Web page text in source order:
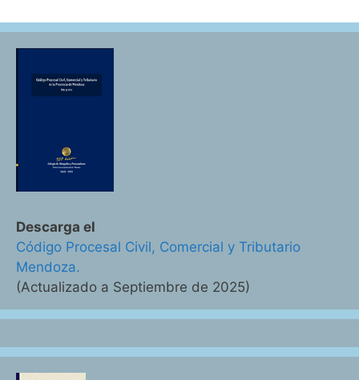
Descarga el
Código Procesal Civil, Comercial y Tributario
Mendoza.
(Actualizado a Septiembre de 2025)